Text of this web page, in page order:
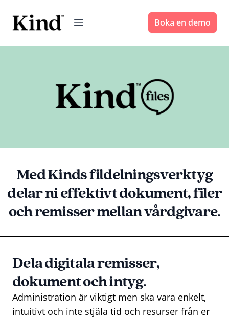
Boka en demo
Med Kinds fildelningsverktyg
delar ni effektivt dokument, filer
och remisser mellan vårdgivare.
Dela digitala remisser,
dokument och intyg.
Administration är viktigt men ska vara enkelt,
intuitivt och inte stjäla tid och resurser från er